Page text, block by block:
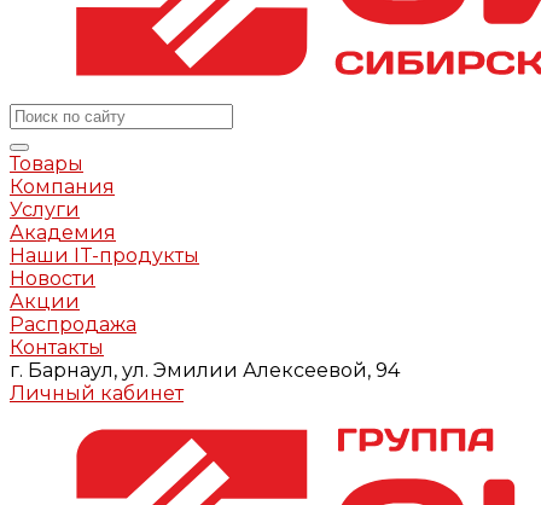
Товары
Компания
Услуги
Академия
Наши IT-продукты
Новости
Акции
Распродажа
Контакты
г. Барнаул, ул. Эмилии Алексеевой, 94
Личный кабинет